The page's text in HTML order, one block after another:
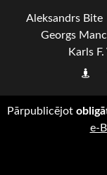
Aleksandrs Bite
Georgs
Karls
Pārpublicējot
e-